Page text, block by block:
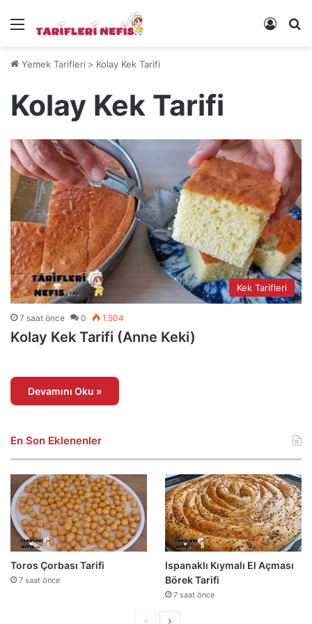
Menü Kayıt
Yemek Tarifleri > Kolay Kek Tarifi
Kolay Kek Tarifi
Kek Tarifleri
7 saat önce 0 1.504
Kolay Kek Tarifi (Anne Keki)
Devamını Oku »
En Son Eklenenler
Toros Çorbası Tarifi
7 saat önce
Ispanaklı Kıymalı El Açması
Börek Tarifi
7 saat önce
ÖncekiSonraki